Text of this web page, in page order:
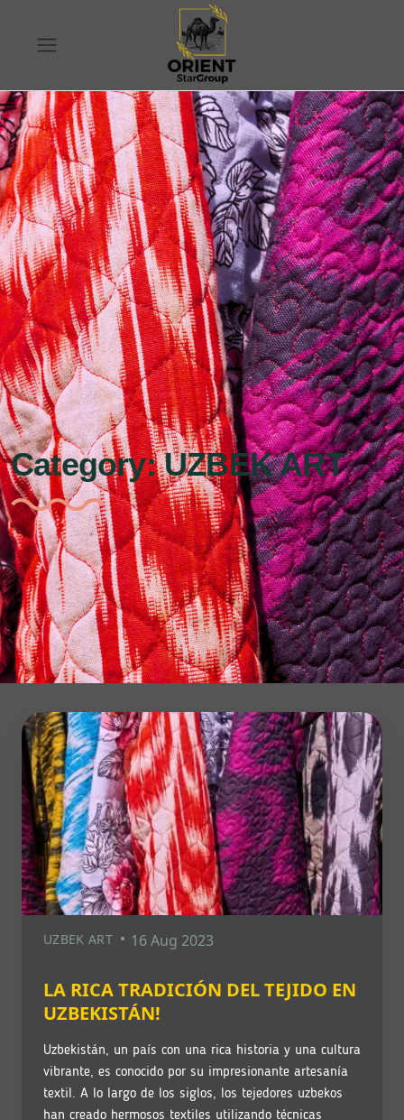
Category:UZBEK ART
UZBEK ART 16 Aug 2023
LA RICA TRADICIÓN DEL TEJIDO EN
UZBEKISTÁN!
Uzbekistán, un país con una rica historia y una cultura
vibrante, es conocido por su impresionante artesanía
textil. A lo largo de los siglos, los tejedores uzbekos
han creado hermosos textiles utilizando técnicas